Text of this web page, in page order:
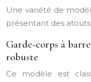
Une variété de
présentant des
Garde-corps à
robuste
Ce modèle est